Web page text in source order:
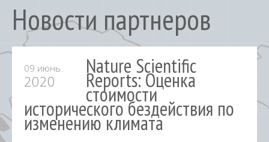
Новости партнеров
09 июнь
2020
Nature Scientific
Reports: Оценка
стоимости
исторического бездействия по
изменению климата